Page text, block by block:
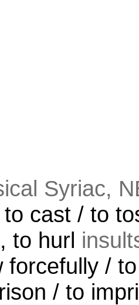
Syriac,
to cast / to
to hurl
forcefully /
/ to